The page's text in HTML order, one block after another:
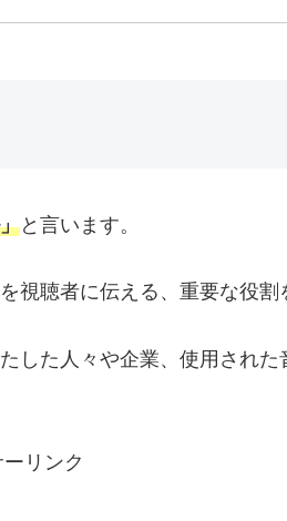
と言います。
視聴者に伝える、重要な役割
した人々や企業、使用された
リンク